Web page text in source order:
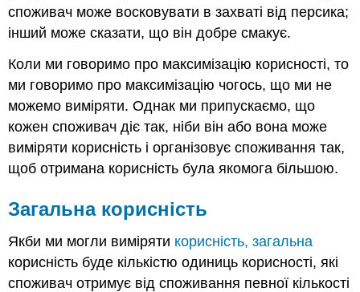
споживач може восковувати в захваті від персика;
інший може сказати, що він добре смакує.
Коли ми говоримо про максимізацію корисності, то
ми говоримо про максимізацію чогось, що ми не
можемо виміряти. Однак ми припускаємо, що
кожен споживач діє так, ніби він або вона може
виміряти корисність і організовує споживання так,
щоб отримана корисність була якомога більшою.
Загальна корисність
Якби ми могли виміряти корисність, загальна
корисність буде кількістю одиниць корисності, які
споживач отримує від споживання певної кількості